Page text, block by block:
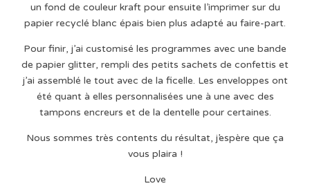
un fond de couleur kraft pour ensuite l’imprimer sur du
papier recyclé blanc épais bien plus adapté au faire-part.
Pour finir, j’ai customisé les programmes avec une bande
de papier glitter, rempli des petits sachets de confettis et
j’ai assemblé le tout avec de la ficelle. Les enveloppes ont
été quant à elles personnalisées une à une avec des
tampons encreurs et de la dentelle pour certaines.
Nous sommes très contents du résultat, j’espère que ça
vous plaira !
Love